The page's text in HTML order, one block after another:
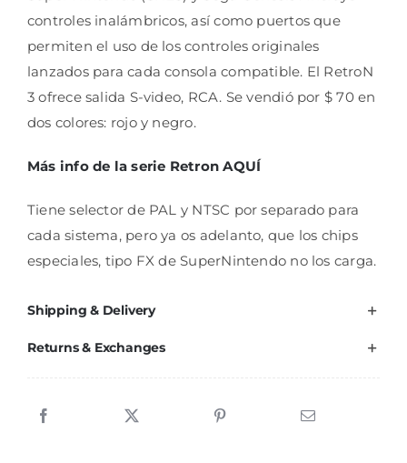
controles inalámbricos, así como puertos que
permiten el uso de los controles originales
lanzados para cada consola compatible. El RetroN
3 ofrece salida S-video, RCA. Se vendió por $ 70 en
dos colores: rojo y negro.
Más info de la serie Retron AQUÍ
Tiene selector de PAL y NTSC por separado para
cada sistema, pero ya os adelanto, que los chips
especiales, tipo FX de SuperNintendo no los carga.
Shipping & Delivery
Returns & Exchanges